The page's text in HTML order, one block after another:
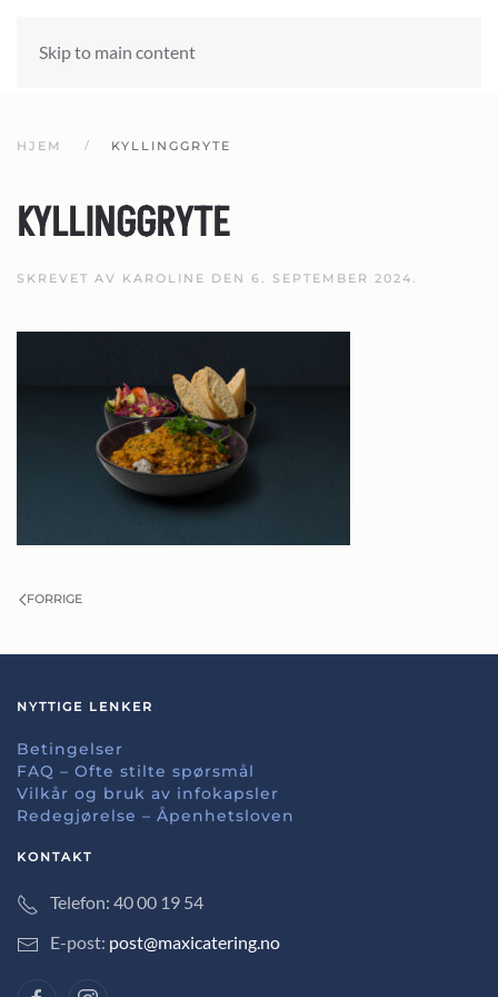
Skip to main content
HJEM KYLLINGGRYTE
KYLLINGGRYTE
SKREVET AV KAROLINE DEN 6. SEPTEMBER 2024.
FORRIGE
NYTTIGE LENKER
Betingelser
FAQ – Ofte stilte spørsmål
Vilkår og bruk av infokapsler
Redegjørelse – Åpenhetsloven
KONTAKT
Telefon: 40 00 19 54
E-post: post@maxicatering.no